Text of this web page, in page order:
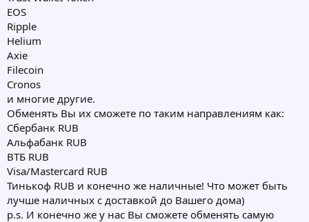
EOS
Ripple
Helium
Axie
Filecoin
Cronos
и многие другие.
Обменять Вы их сможете по таким направлениям как:
Сбербанк RUB
Альфабанк RUB
ВТБ RUB
Visa/Mastercard RUB
Тинькоф RUB и конечно же наличные! Что может быть
лучше наличных с доставкой до Вашего дома)
p.s. И конечно же у нас Вы сможете обменять самую